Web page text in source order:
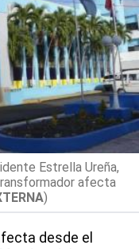
Estrella Ureña,
afecta
)
desde el